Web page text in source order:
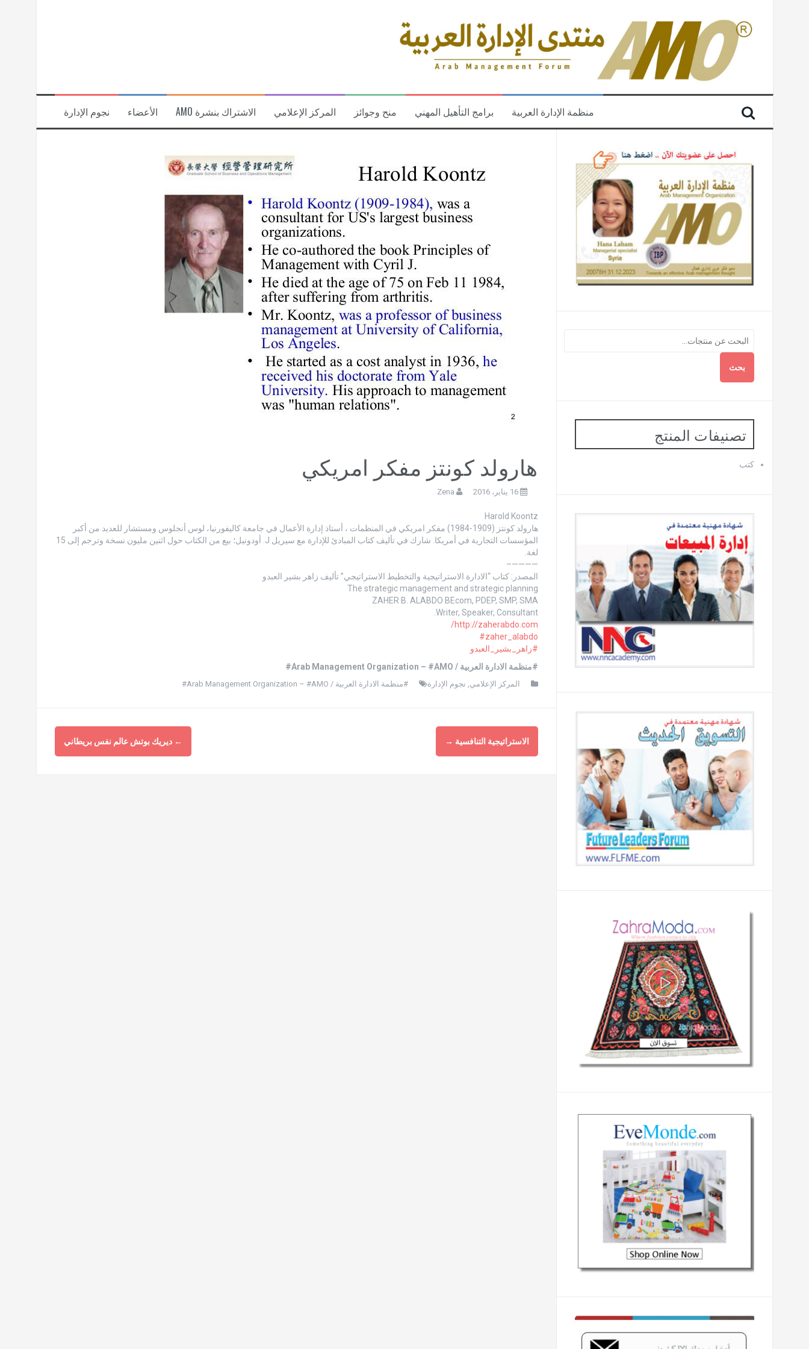
نجوم الإدارة الأعضاء الاشتراك بنشرة AMO المركز الإعلامي منح وجوائز برامج التأهيل المهني منظمة الإدارة العربية
هارولد كونتز مفكر امريكي
16 يناير، 2016 Zena
Harold Koontz
هارولد كونتز (1909-1984) مفكر امريكي في المنظمات ، أستاذ إدارة الأعمال في جامعة كاليفورنيا، لوس أنجلوس ومستشار للعديد من أكبر
المؤسسات التجارية في أمريكا. شارك في تأليف كتاب المبادئ للإدارة مع سيريل J. أودونيل؛ بيع من الكتاب حول اثنين مليون نسخة وترجم إلى 15
لغة.
————–
المصدر: كتاب “الادارة الاستراتيجية والتخطيط الاستراتيجي” تأليف زاهر بشير العبدو
The strategic management and strategic planning
ZAHER B. ALABDO BEcom, PDEP, SMP, SMA
Writer, Speaker, Consultant.
http://zaherabdo.com/
‪#‎zaher_alabdo‬
‫#‏زاهر_بشير_العبدو‬
#منظمة الادارة العربية / Arab Management Organization – #AMO#
المركز الإعلامي نجوم الإدارة #منظمة الادارة العربية / Arab Management Organization – #AMO#
← ديريك بوتش عالم نفس بريطاني الاستراتيجية التنافسية →
بحث
تصنيفات المنتج
كتب